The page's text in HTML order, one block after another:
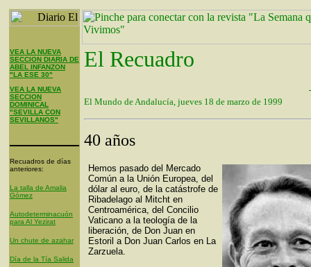
VEA LA NUEVA
SECCION DIARIA DE
ABEL INFANZON
"LA ESE 30"
VEA LA NUEVA
SECCION
DOMINICAL
"SEVILLA CON
SEVILLANOS"
Recuadros de días
anteriores:
La talla de Amalia
Gómez
Autodeterminacuón
para Al Yezirat
Un chute de azahar
Día de la Tía Salida
El Recuadro
El Mundo de Andalucía, jueves 18 de marzo de 1999
40 años
Hemos pasado del Mercado
Común a la Unión Europea, del
dólar al euro, de la catástrofe de
Ribadelago al Mitcht en
Centroamérica, del Concilio
Vaticano a la teología de la
liberación, de Don Juan en
Estoril a Don Juan Carlos en La
Zarzuela.